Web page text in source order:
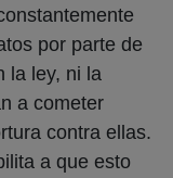
por parte de
la ley, ni la
a cometer
contra ellas.
a que esto